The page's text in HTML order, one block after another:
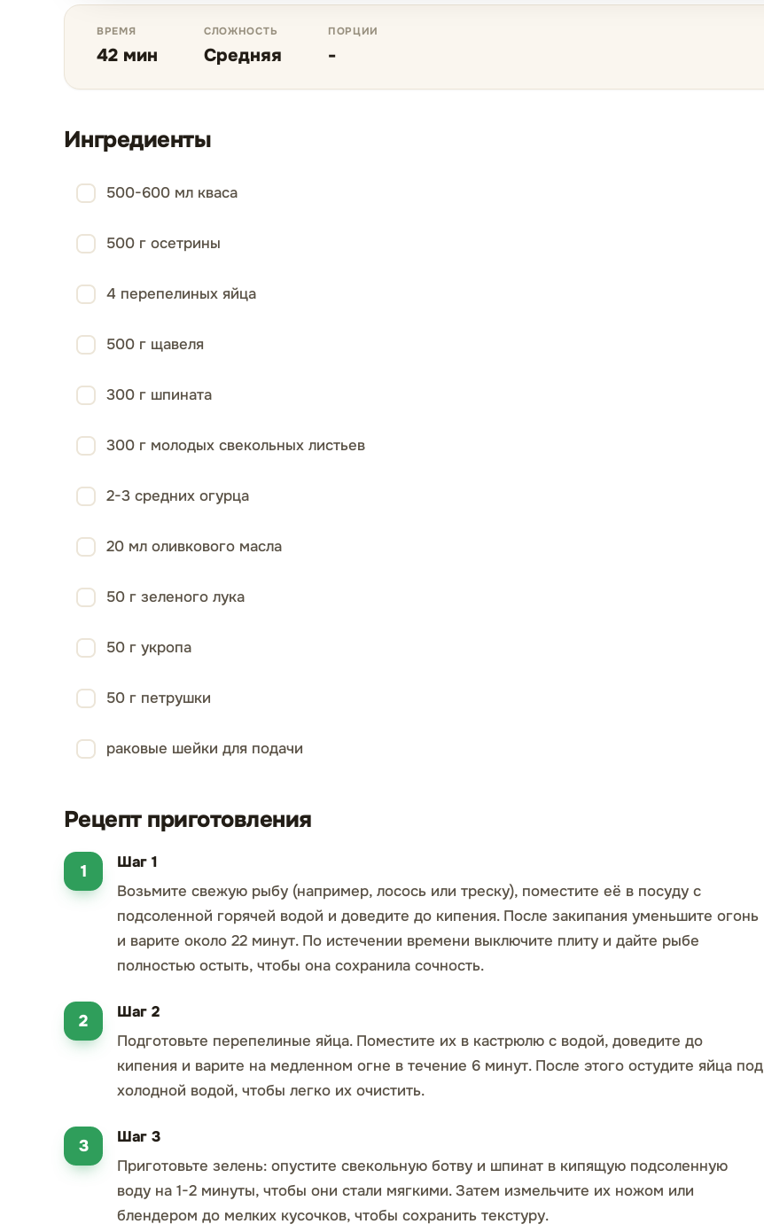
ВРЕМЯ
42 мин
СЛОЖНОСТЬ
Средняя
ПОРЦИИ
-
Ингредиенты
500-600 мл кваса
500 г осетрины
4 перепелиных яйца
500 г щавеля
300 г шпината
300 г молодых свекольных листьев
2-3 средних огурца
20 мл оливкового масла
50 г зеленого лука
50 г укропа
50 г петрушки
раковые шейки для подачи
Рецепт приготовления
Шаг 1
Возьмите свежую рыбу (например, лосось или треску), поместите её в посуду с
подсоленной горячей водой и доведите до кипения. После закипания уменьшите огонь
и варите около 22 минут. По истечении времени выключите плиту и дайте рыбе
полностью остыть, чтобы она сохранила сочность.
Шаг 2
Подготовьте перепелиные яйца. Поместите их в кастрюлю с водой, доведите до
кипения и варите на медленном огне в течение 6 минут. После этого остудите яйца под
холодной водой, чтобы легко их очистить.
Шаг 3
Приготовьте зелень: опустите свекольную ботву и шпинат в кипящую подсоленную
воду на 1-2 минуты, чтобы они стали мягкими. Затем измельчите их ножом или
блендером до мелких кусочков, чтобы сохранить текстуру.